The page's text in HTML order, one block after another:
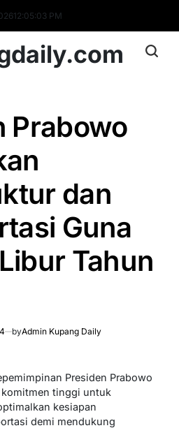
12:05:04 PM
Prabowo
dan
Guna
Tahun
byAdmin Kupang Daily
Presiden Prabowo
tinggi untuk
kesiapan
demi mendukung